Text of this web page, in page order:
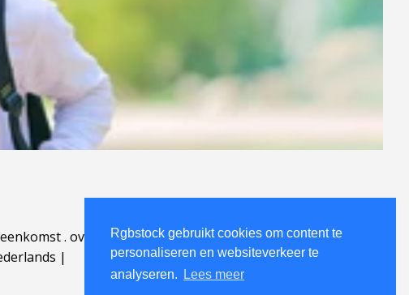
Rgbstock gebruikt cookies om content te
personaliseren en websiteverkeer te
analyseren.
Lees meer
. over
|